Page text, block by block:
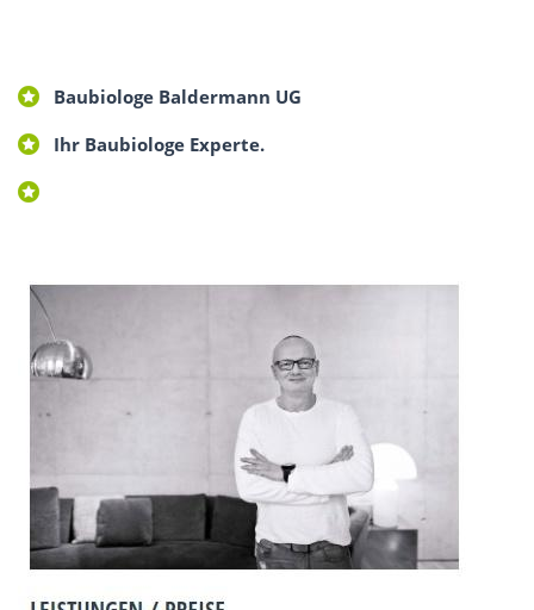
Baubiologe Baldermann UG
Ihr Baubiologe Experte.